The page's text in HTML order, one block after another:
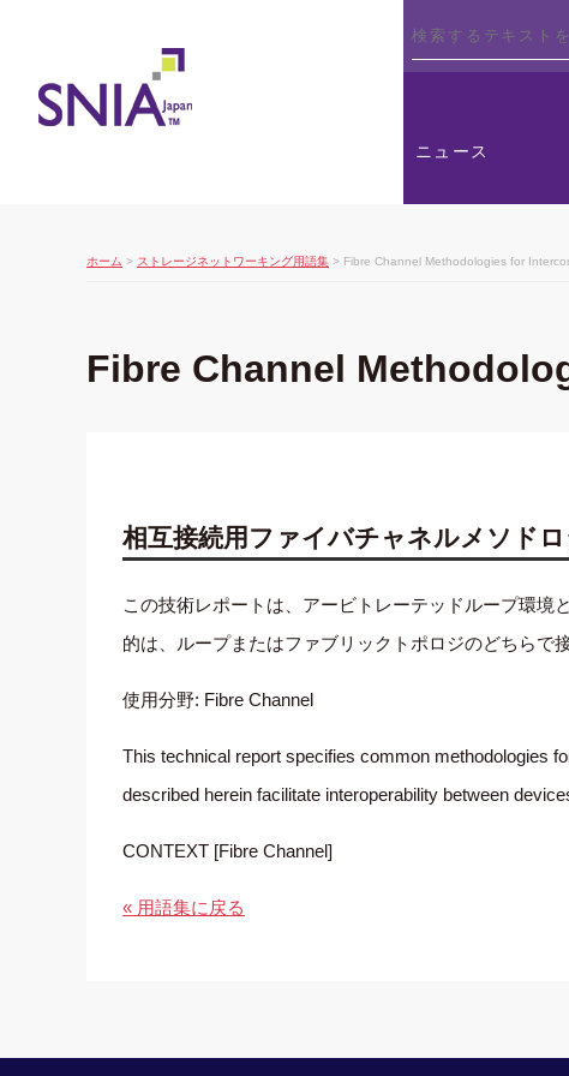
ニュース
ホーム > ストレージネットワーキング用語集 > Fibre Channel Methodologies for
Fibre Channel
相互接続用ファイバチャネルメソド
この技術レポートは、アービトレーテッドループ環境
的は、ループまたはファブリックトポロジのどちらで
使用分野: Fibre Channel
This technical report specifies common methodologies
described herein facilitate interoperability between
CONTEXT [Fibre Channel]
« 用語集に戻る